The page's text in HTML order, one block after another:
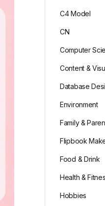
C4 Model
CN
Computer
Content &
Database
Environment
Family &
Flipbook
Food & Drink
Health &
Hobbies